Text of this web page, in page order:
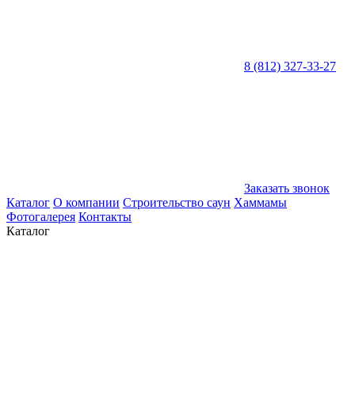
8 (812) 327-33-27
Заказать звонок
Каталог О компании Строительство саун Хаммамы
Фотогалерея Контакты
Каталог